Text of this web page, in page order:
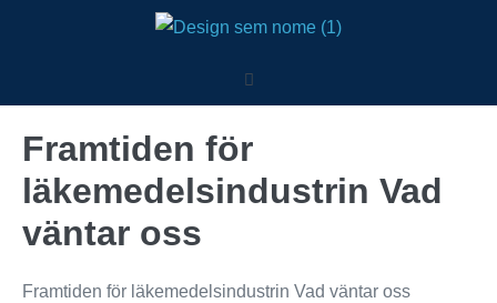
Framtiden för
läkemedelsindustrin Vad
väntar oss
Framtiden för läkemedelsindustrin Vad väntar oss